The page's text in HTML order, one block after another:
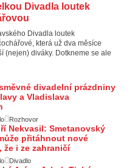
Divadla loutek
Divadla loutek
která už dva měsíce
(nejen) diváky. Dotkneme se ale
divadelní prázdniny
a Vladislava
Rozhovor
Nekvasil: Smetanovský
přitáhnout nové
že i ze zahraničí
Divadlo